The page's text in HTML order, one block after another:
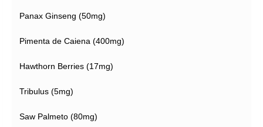
Panax Ginseng (50mg)
Pimenta de Caiena (400mg)
Hawthorn Berries (17mg)
Tribulus (5mg)
Saw Palmeto (80mg)